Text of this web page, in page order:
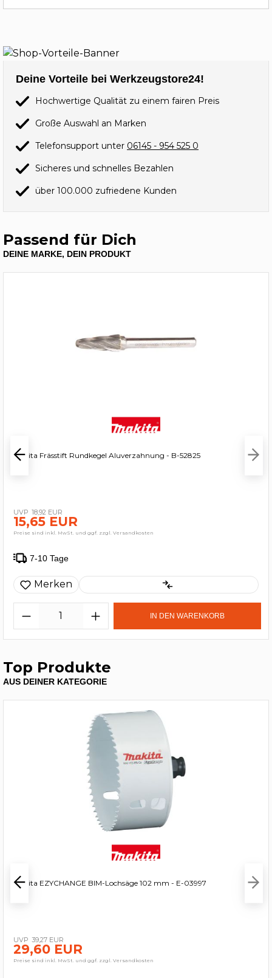
Deine Vorteile bei Werkzeugstore24!
Hochwertige Qualität zu einem fairen Preis
Große Auswahl an Marken
Telefonsupport unter 06145 - 954 525 0
Sicheres und schnelles Bezahlen
über 100.000 zufriedene Kunden
Passend für Dich
DEINE MARKE, DEIN PRODUKT
Makita Frässtift Rundkegel Aluverzahnung - B-52825
18,92 EUR
15,65 EUR
Preise sind inkl. MwSt. und ggf. zzgl. Versandkosten
7-10 Tage
Merken
IN DEN WARENKORB
Top Produkte
AUS DEINER KATEGORIE
Makita EZYCHANGE BIM-Lochsäge 102 mm - E-03997
39,27 EUR
29,60 EUR
Preise sind inkl. MwSt. und ggf. zzgl. Versandkosten